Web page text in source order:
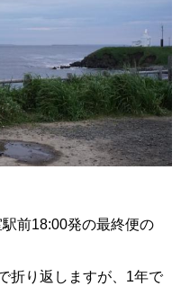
前18:00発の最終便の
折り返しますが、1年で